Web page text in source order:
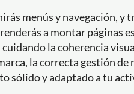
menús y navegación, y
a montar páginas
la coherencia
la correcta gestión de
sólido y adaptado a tu